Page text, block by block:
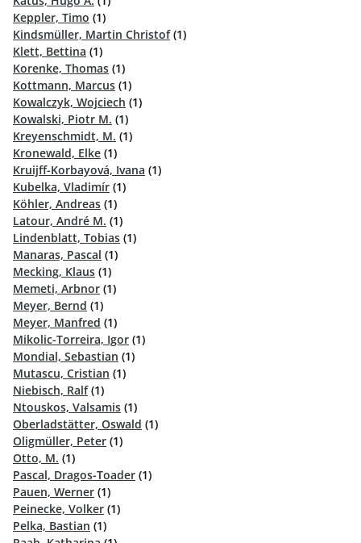
Keppler, Timo (1)
Kindsmüller, Martin Christof(1)
Klett, Bettina (1)
Korenke, Thomas (1)
Kottmann, Marcus (1)
Kowalczyk, Wojciech (1)
Kowalski, Piotr M. (1)
Kreyenschmidt, M. (1)
Kronewald, Elke (1)
Kruijff-Korbayová, Ivana (1)
Kubelka, Vladimír (1)
Köhler, Andreas (1)
Latour, André M. (1)
Lindenblatt, Tobias (1)
Manaras, Pascal (1)
Mecking, Klaus (1)
Memeti, Arbnor (1)
Meyer, Bernd (1)
Meyer, Manfred (1)
Mikolic-Torreira, Igor (1)
Mondial, Sebastian (1)
Mutascu, Cristian (1)
Niebisch, Ralf(1)
Ntouskos, Valsamis (1)
Oberladstätter, Oswald (1)
Oligmüller, Peter (1)
Otto, M. (1)
Pascal, Dragos-Toader (1)
Pauen, Werner (1)
Peinecke, Volker (1)
Pelka, Bastian (1)